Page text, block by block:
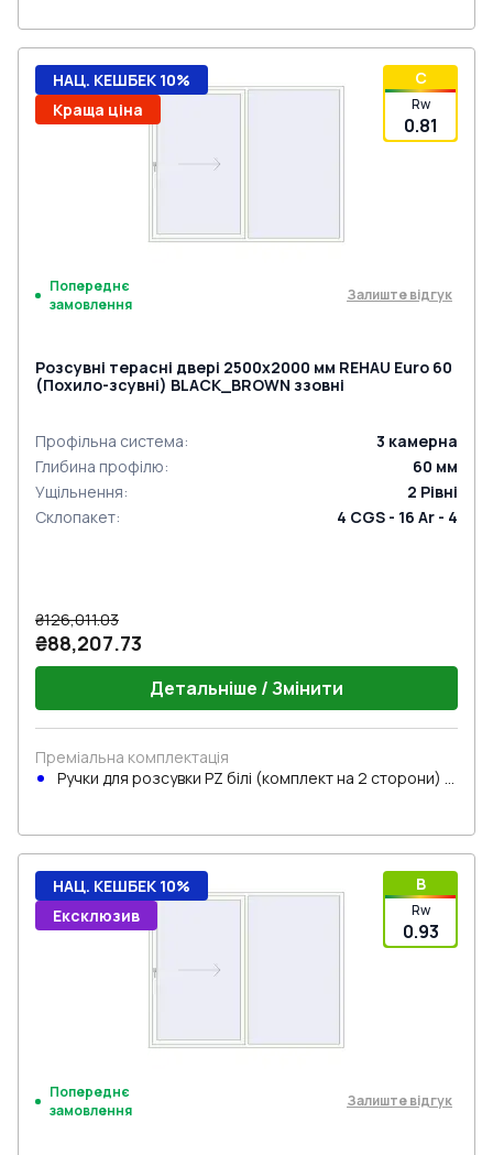
C
Rw
0.81
НАЦ. КЕШБЕК 10%
Краща ціна
Попереднє
замовлення
Залиште відгук
Розсувні терасні двері 2500x2000 мм REHAU Euro 60
(Похило-зсувні) BLACK_BROWN ззовні
Профільна система: 3 камерна
Глибина профілю: 60 мм
Ущільнення: 2 Рівні
Склопакет: 4 CGS - 16 Ar - 4
₴126,011.03
₴88,207.73
Детальніше / Змінити
Преміальна комплектація
Ручки для розсувки PZ білі (комплект на 2 сторони) з
B
Rw
0.93
НАЦ. КЕШБЕК 10%
Ексклюзив
Попереднє
замовлення
Залиште відгук